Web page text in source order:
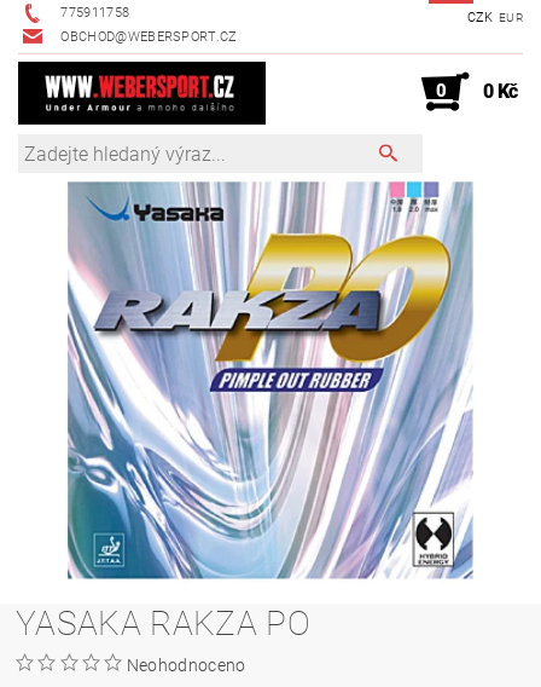
775911758
OBCHOD@WEBERSPORT.CZ
CZK EUR
0 0 Kč
YASAKA RAKZA PO
Neohodnoceno